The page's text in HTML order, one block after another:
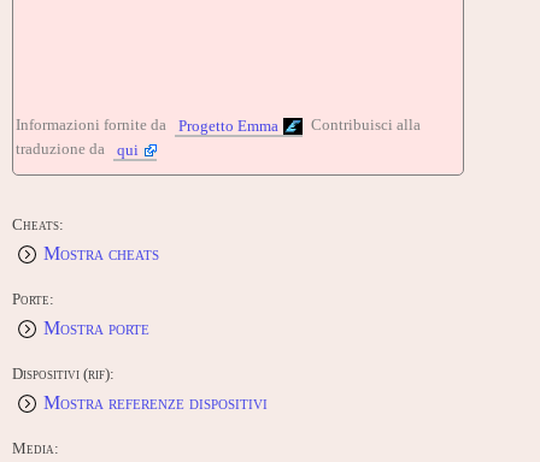
Informazioni fornite da Progetto Emma
Contribuisci alla
traduzione da
qui
Cheats:
Mostra cheats
Porte:
Mostra porte
Dispositivi (rif):
Mostra referenze dispositivi
Media: